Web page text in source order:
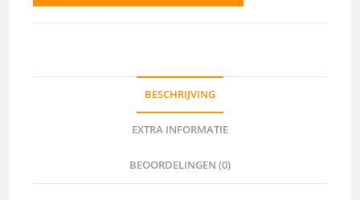
BESCHRIJVING
EXTRA INFORMATIE
BEOORDELINGEN (0)